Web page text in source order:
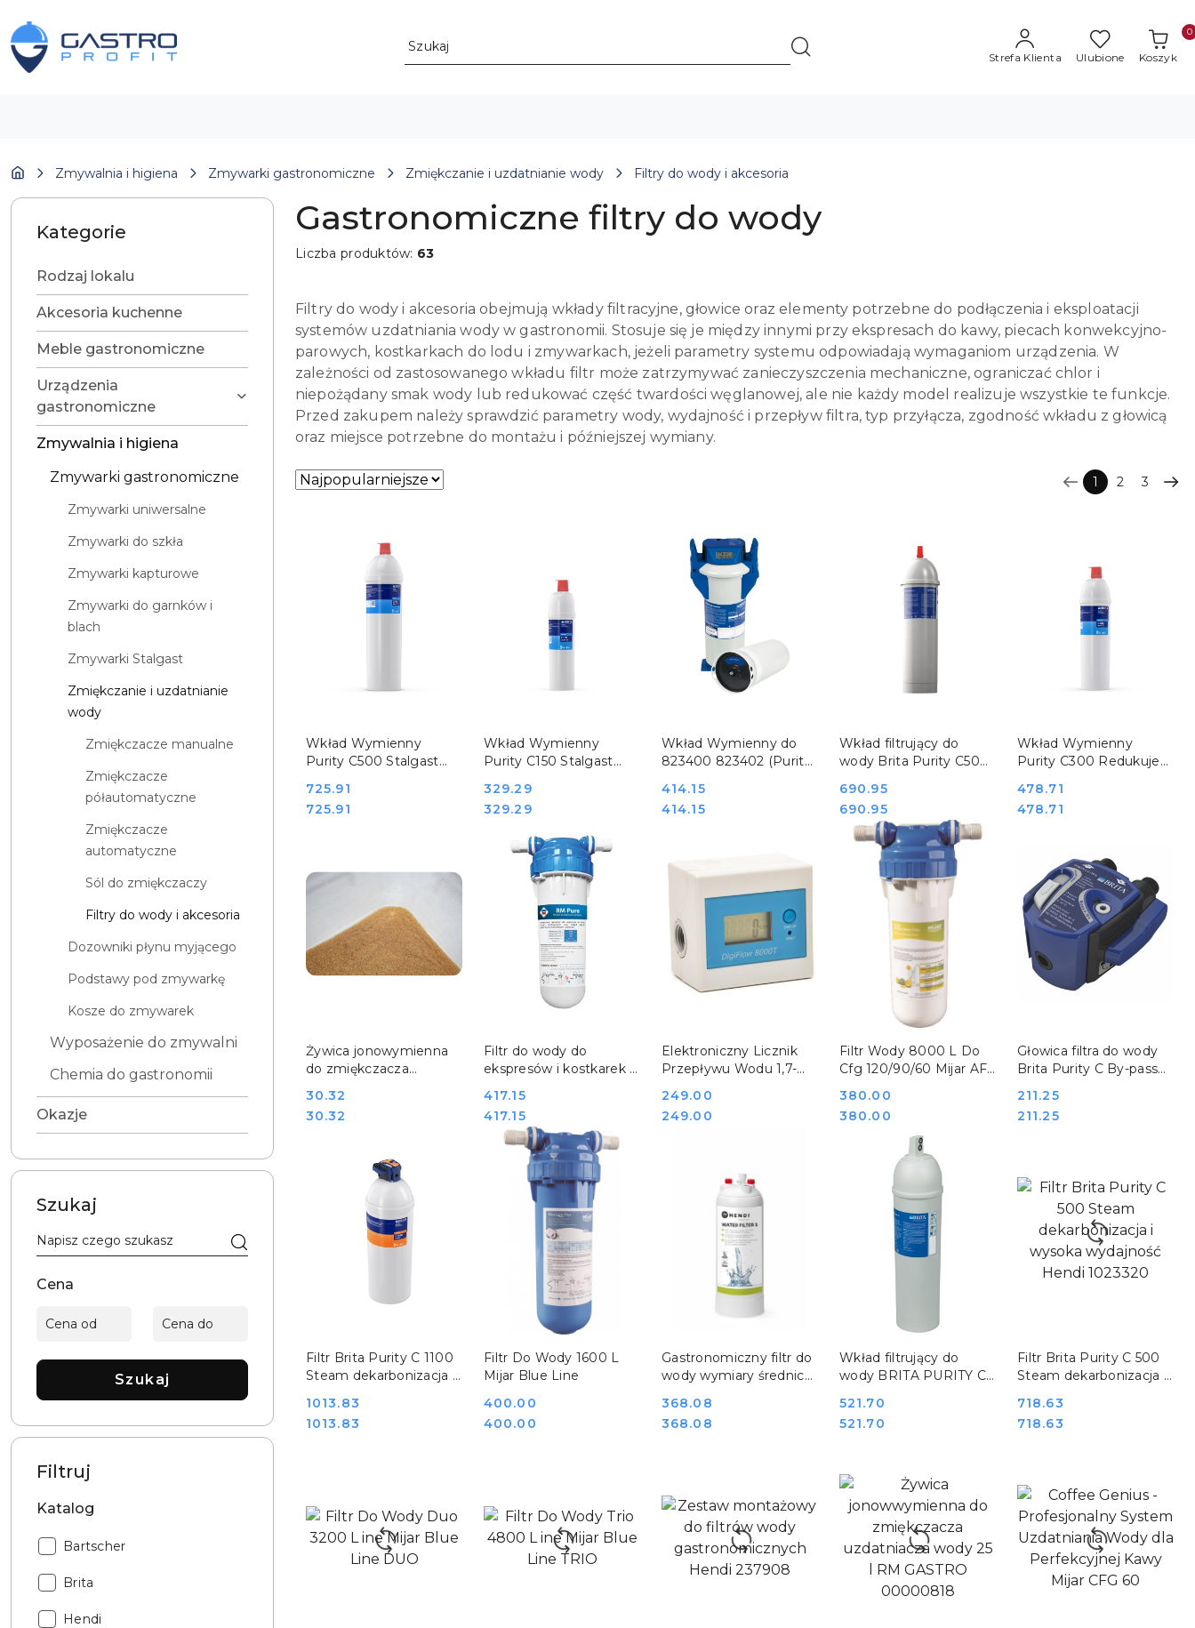
Przejdź do treści głównej
Przejdź do wyszukiwarki
Przejdź do moje konto
Przejdź do menu głównego
Przejdź do stopki
Strefa Klienta Ulubione Koszyk
0
Zmywalnia i higiena Zmywarki gastronomiczne Zmiękczanie i uzdatnianie wody Filtry do wody i akcesoria
Kategorie
Rodzaj lokalu
Akcesoria kuchenne
Meble gastronomiczne
Urządzenia
gastronomiczne
Zmywalnia i higiena
Zmywarki gastronomiczne
Zmywarki uniwersalne
Zmywarki do szkła
Zmywarki kapturowe
Zmywarki do garnków i
blach
Zmywarki Stalgast
Zmiękczanie i uzdatnianie
wody
Zmiękczacze manualne
Zmiękczacze
półautomatyczne
Zmiękczacze
automatyczne
Sól do zmiękczaczy
Filtry do wody i akcesoria
Dozowniki płynu myjącego
Podstawy pod zmywarkę
Kosze do zmywarek
Wyposażenie do zmywalni
Chemia do gastronomii
Okazje
Szukaj
Cena
Szukaj
Filtruj
Katalog
Katalog:
Bartscher
Katalog:
Brita
Katalog:
Hendi
Gastronomiczne filtry do wody
Liczba produktów: 63
Filtry do wody i akcesoria obejmują wkłady filtracyjne, głowice oraz elementy potrzebne do podłączenia i eksploatacji
systemów uzdatniania wody w gastronomii. Stosuje się je między innymi przy ekspresach do kawy, piecach konwekcyjno-
parowych, kostkarkach do lodu i zmywarkach, jeżeli parametry systemu odpowiadają wymaganiom urządzenia. W
zależności od zastosowanego wkładu filtr może zatrzymywać zanieczyszczenia mechaniczne, ograniczać chlor i
niepożądany smak wody lub redukować część twardości węglanowej, ale nie każdy model realizuje wszystkie te funkcje.
Przed zakupem należy sprawdzić parametry wody, wydajność i przepływ filtra, typ przyłącza, zgodność wkładu z głowicą
oraz miejsce potrzebne do montażu i późniejszej wymiany.
Zastosowano
Sortuj
1 2 3
Wkład Wymienny
Purity C500 Stalgast
Cena:
725.91
Cena:
725.91
DO KOSZYKA
Wkład Wymienny
Purity C150 Stalgast
Cena:
329.29
Cena:
329.29
DO KOSZYKA
Wkład Wymienny do
823400 823402 (Purity
823401
Cena:
414.15
Cena:
414.15
DO KOSZYKA
Wkład filtrujący do
wody Brita Purity C500
Cena:
690.95
Cena:
690.95
DO KOSZYKA
Wkład Wymienny
Purity C300 Redukuje
822827
Cena:
478.71
Cena:
478.71
DO KOSZYKA
Żywica jonowymienna
do zmiękczacza
RM GASTRO 00000819
Cena:
30.32
Cena:
30.32
DO KOSZYKA
Filtr do wody do
ekspresów i kostkarek -
PURE REDFOX
00010630
Cena:
417.15
Cena:
417.15
DO KOSZYKA
Elektroniczny Licznik
Przepływu Wodu 1,7-
Cena:
249.00
Cena:
249.00
DO KOSZYKA
Filtr Wody 8000 L Do
Cfg 120/90/60 Mijar AF-
Cena:
380.00
Cena:
380.00
DO KOSZYKA
Głowica filtra do wody
Brita Purity C By-pass
Hendi 1013637
Cena:
211.25
Cena:
211.25
DO KOSZYKA
Filtr Brita Purity C 1100
Steam dekarbonizacja i
Hendi 1023328
Cena:
1013.83
Cena:
1013.83
DO KOSZYKA
Filtr Do Wody 1600 L
Mijar Blue Line
Cena:
400.00
Cena:
400.00
DO KOSZYKA
Gastronomiczny filtr do
wody wymiary średnica
mm Hendi 237878
Cena:
368.08
Cena:
368.08
DO KOSZYKA
Wkład filtrujący do
wody BRITA PURITY C
00006005
Cena:
521.70
Cena:
521.70
DO KOSZYKA
Filtr Brita Purity C 500
Steam dekarbonizacja i
Hendi 1023320
Cena:
718.63
Cena:
718.63
DO KOSZYKA